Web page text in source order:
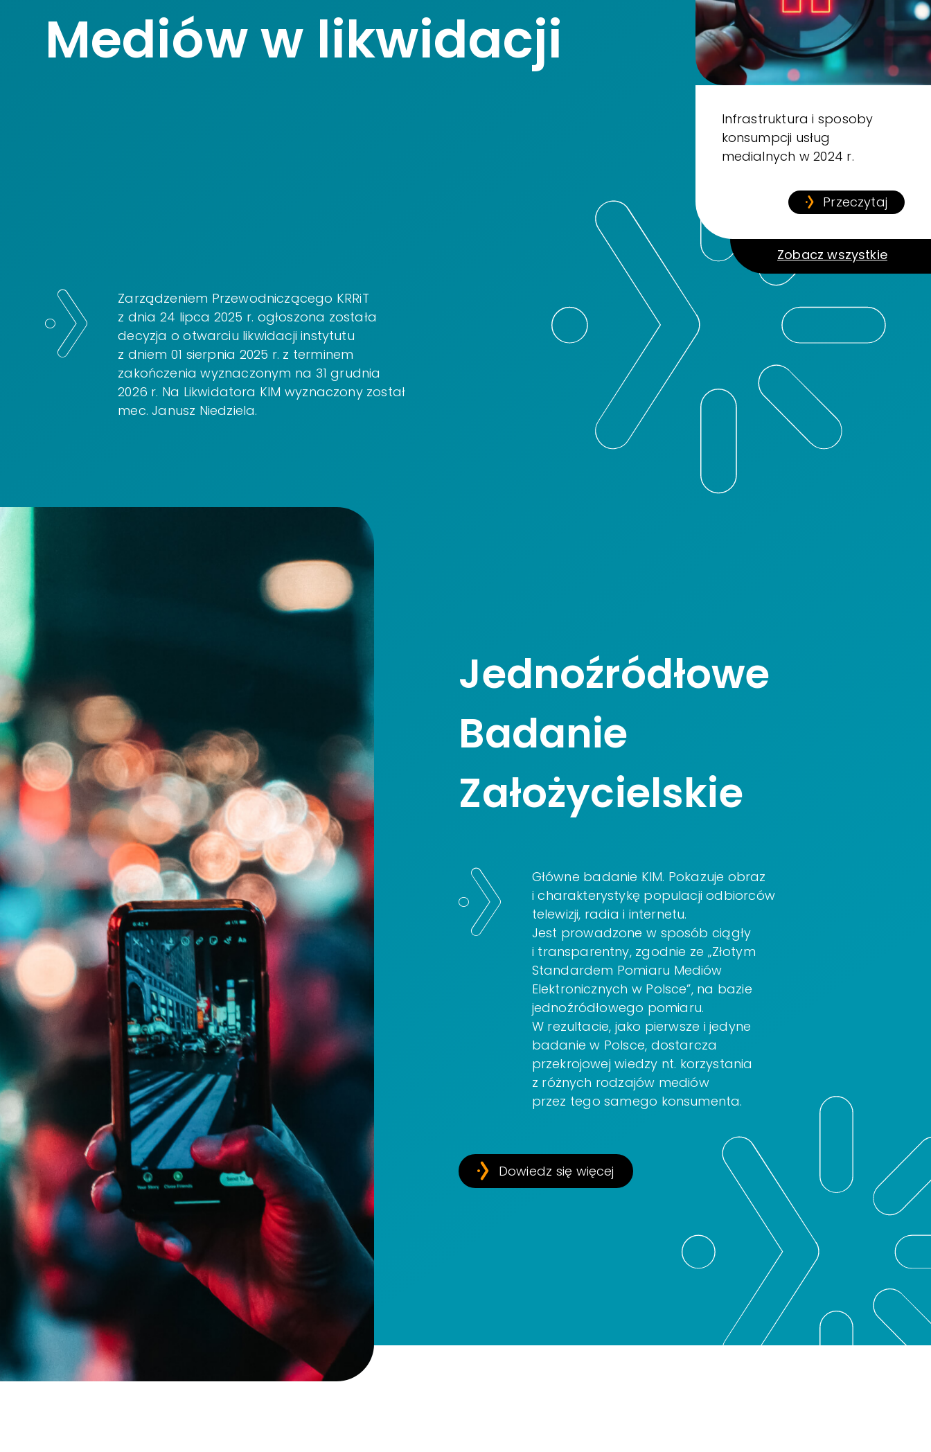
Mediów w likwidacji
Infrastruktura i sposoby
konsumpcji usług
medialnych w 2024 r.
Przeczytaj
Zobacz wszystkie
Zarządzeniem Przewodniczącego KRRiT
z dnia 24 lipca 2025 r. ogłoszona została
decyzja o otwarciu likwidacji instytutu
z dniem 01 sierpnia 2025 r. z terminem
zakończenia wyznaczonym na 31 grudnia
2026 r. Na Likwidatora KIM wyznaczony został
mec. Janusz Niedziela.
Jednoźródłowe
Badanie
Założycielskie
Główne badanie KIM. Pokazuje obraz
i charakterystykę populacji odbiorców
telewizji, radia i internetu.
Jest prowadzone w sposób ciągły
i transparentny, zgodnie ze „Złotym
Standardem Pomiaru Mediów
Elektronicznych w Polsce”, na bazie
jednoźródłowego pomiaru.
W rezultacie, jako pierwsze i jedyne
badanie w Polsce, dostarcza
przekrojowej wiedzy nt. korzystania
z różnych rodzajów mediów
przez tego samego konsumenta.
Dowiedz się więcej